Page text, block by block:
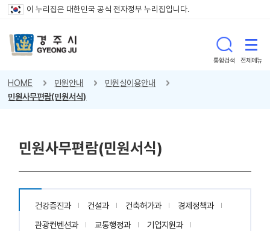
이 누리집은 대한민국 공식 전자정부 누리집입니다.
통합검색 전체메뉴
HOME 민원안내
민원실이용안내
민원사무편람(민원서식)
민원사무편람(민원서식)
건강증진과 건설과 건축허가과
경제정책과
관광컨벤션과
교통행정과
기업지원과